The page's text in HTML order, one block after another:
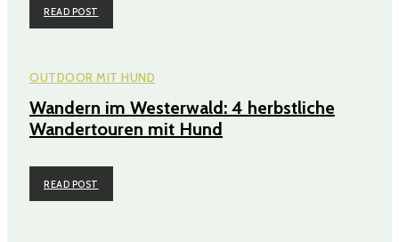
READ POST
OUTDOOR MIT HUND
Wandern im Westerwald: 4 herbstliche
Wandertouren mit Hund
READ POST